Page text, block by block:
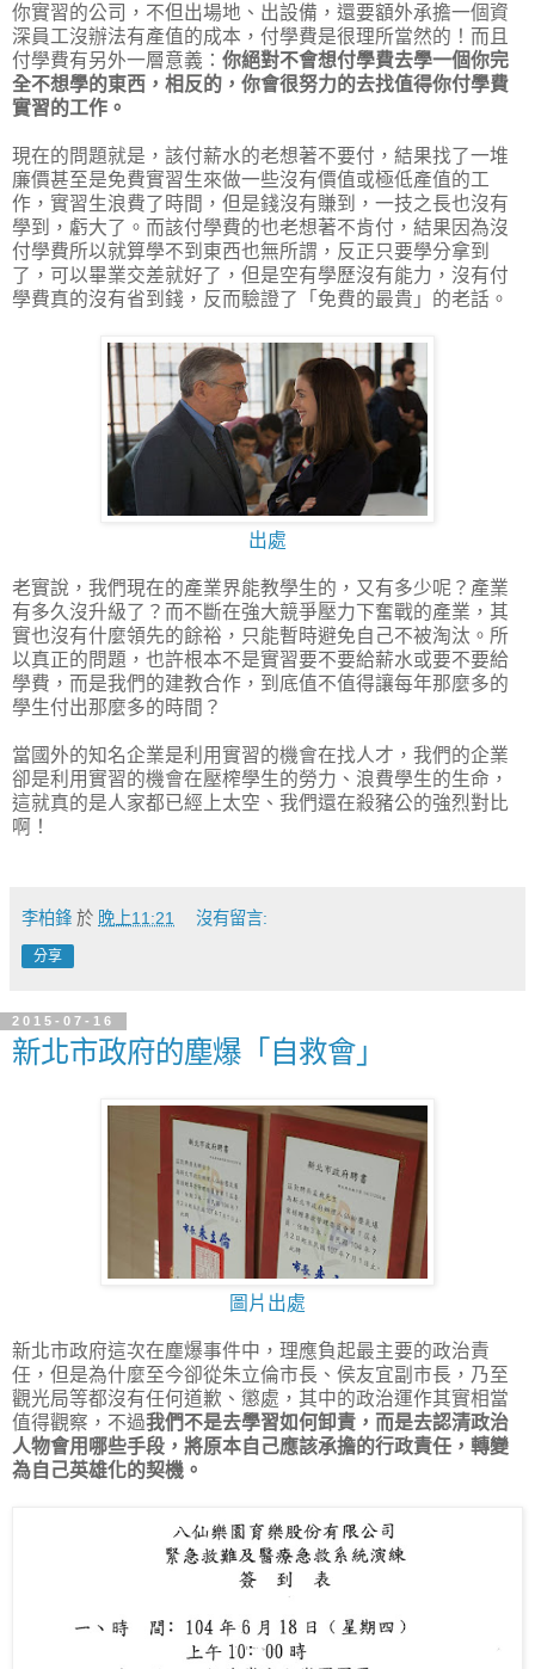
你實習的公司，不但出場地、出設備，還要額外承擔一個資
深員工沒辦法有產值的成本，付學費是很理所當然的！而且
付學費有另外一層意義： 你絕對不會想付學費去學一個你完
全不想學的東西，相反的，你會很努力的去找值得你付學費
實習的工作。
現在的問題就是，該付薪水的老想著不要付，結果找了一堆
廉價甚至是免費實習生來做一些沒有價值或極低產值的工
作，實習生浪費了時間，但是錢沒有賺到，一技之長也沒有
學到，虧大了。而該付學費的也老想著不肯付，結果因為沒
付學費所以就算學不到東西也無所謂，反正只要學分拿到
了，可以畢業交差就好了，但是空有學歷沒有能力，沒有付
學費真的沒有省到錢，反而驗證了「免費的最貴」的老話。
出處
老實說，我們現在的產業界能教學生的，又有多少呢？產業
有多久沒升級了？而不斷在強大競爭壓力下奮戰的產業，其
實也沒有什麼領先的餘裕，只能暫時避免自己不被淘汰。所
以真正的問題，也許根本不是實習要不要給薪水或要不要給
學費，而是我們的建教合作，到底值不值得讓每年那麼多的
學生付出那麼多的時間？
當國外的知名企業是利用實習的機會在找人才，我們的企業
卻是利用實習的機會在壓榨學生的勞力、浪費學生的生命，
這就真的是人家都已經上太空、我們還在殺豬公的強烈對比
啊！
李柏鋒 於 晚上11:21 沒有留言:
分享
2015-07-16
新北市政府的塵爆「自救會」
圖片出處
新北市政府這次在塵爆事件中，理應負起最主要的政治責
任，但是為什麼至今卻從朱立倫市長、侯友宜副市長，乃至
觀光局等都沒有任何道歉、懲處，其中的政治運作其實相當
值得觀察，不過我們不是去學習如何卸責，而是去認清政治
人物會用哪些手段，將原本自己應該承擔的行政責任，轉變
為自己英雄化的契機。